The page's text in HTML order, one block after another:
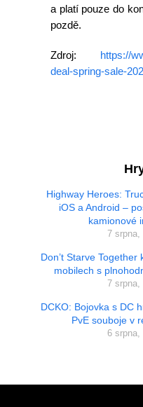
a platí pouze do
pozdě.
Zdroj: https://
deal-spring-sale-
Highway Heroes:
iOS a Android –
kamionové
7 srpna,
Don’t Starve
mobilech s
7 srpna,
DCKO: Bojovka s DC
PvE souboje v
6 srpna,